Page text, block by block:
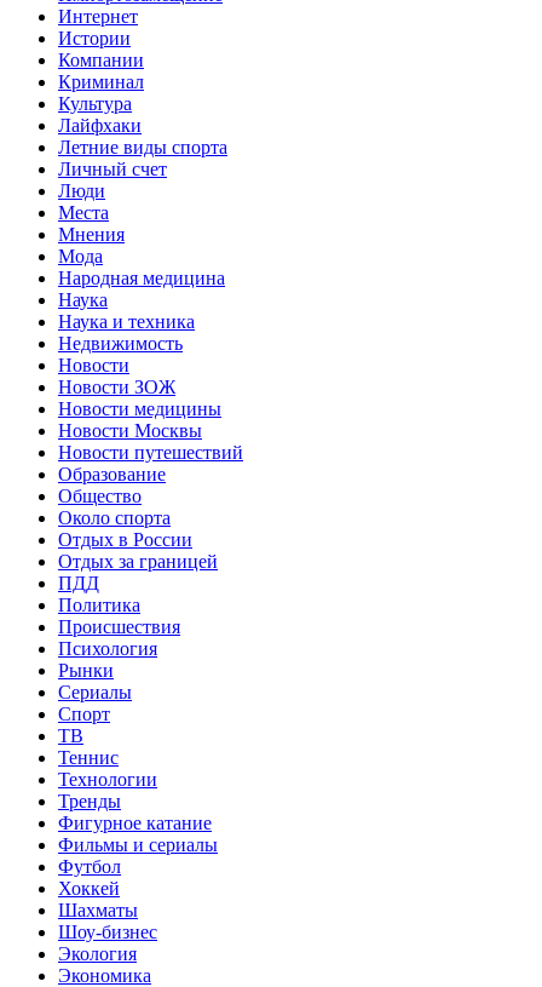
Интернет
Истории
Компании
Криминал
Культура
Лайфхаки
Летние виды спорта
Личный счет
Люди
Места
Мнения
Мода
Народная медицина
Наука
Наука и техника
Недвижимость
Новости
Новости ЗОЖ
Новости медицины
Новости Москвы
Новости путешествий
Образование
Общество
Около спорта
Отдых в России
Отдых за границей
ПДД
Политика
Происшествия
Психология
Рынки
Сериалы
Спорт
ТВ
Теннис
Технологии
Тренды
Фигурное катание
Фильмы и сериалы
Футбол
Хоккей
Шахматы
Шоу-бизнес
Экология
Экономика